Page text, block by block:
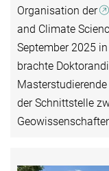
Organisation der
and Climate
September 2025
brachte
der Schnittstelle